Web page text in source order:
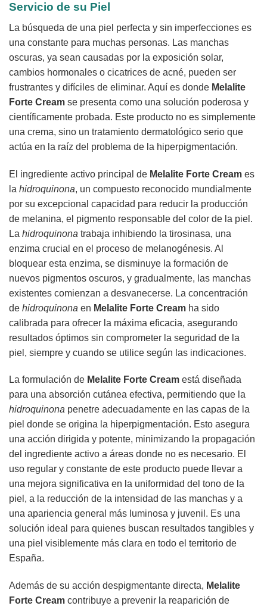
Servicio de su Piel
La búsqueda de una piel perfecta y sin imperfecciones es
una constante para muchas personas. Las manchas
oscuras, ya sean causadas por la exposición solar,
cambios hormonales o cicatrices de acné, pueden ser
frustrantes y difíciles de eliminar. Aquí es donde Melalite
Forte Cream se presenta como una solución poderosa y
científicamente probada. Este producto no es simplemente
una crema, sino un tratamiento dermatológico serio que
actúa en la raíz del problema de la hiperpigmentación.
El ingrediente activo principal de Melalite Forte Cream es
la hidroquinona, un compuesto reconocido mundialmente
por su excepcional capacidad para reducir la producción
de melanina, el pigmento responsable del color de la piel.
La hidroquinona trabaja inhibiendo la tirosinasa, una
enzima crucial en el proceso de melanogénesis. Al
bloquear esta enzima, se disminuye la formación de
nuevos pigmentos oscuros, y gradualmente, las manchas
existentes comienzan a desvanecerse. La concentración
de hidroquinona en Melalite Forte Cream ha sido
calibrada para ofrecer la máxima eficacia, asegurando
resultados óptimos sin comprometer la seguridad de la
piel, siempre y cuando se utilice según las indicaciones.
La formulación de Melalite Forte Cream está diseñada
para una absorción cutánea efectiva, permitiendo que la
hidroquinona penetre adecuadamente en las capas de la
piel donde se origina la hiperpigmentación. Esto asegura
una acción dirigida y potente, minimizando la propagación
del ingrediente activo a áreas donde no es necesario. El
uso regular y constante de este producto puede llevar a
una mejora significativa en la uniformidad del tono de la
piel, a la reducción de la intensidad de las manchas y a
una apariencia general más luminosa y juvenil. Es una
solución ideal para quienes buscan resultados tangibles y
una piel visiblemente más clara en todo el territorio de
España.
Además de su acción despigmentante directa, Melalite
Forte Cream contribuye a prevenir la reaparición de